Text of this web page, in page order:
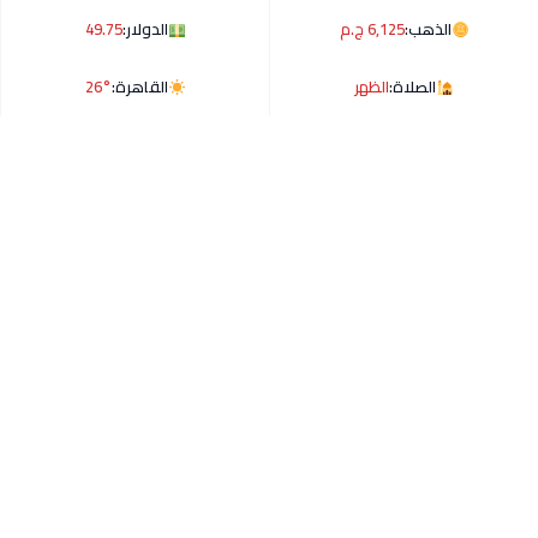
الذهب:6,125 ج.م الدولار:49.75
الصلاة:الظهر القاهرة:26°